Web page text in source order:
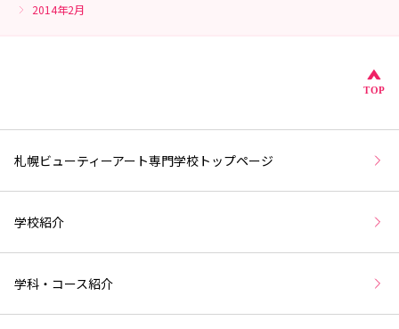
2014年2月
こ
TOP
札幌ビューティーアート専門学校トップページ
学校紹介
学科・コース紹介